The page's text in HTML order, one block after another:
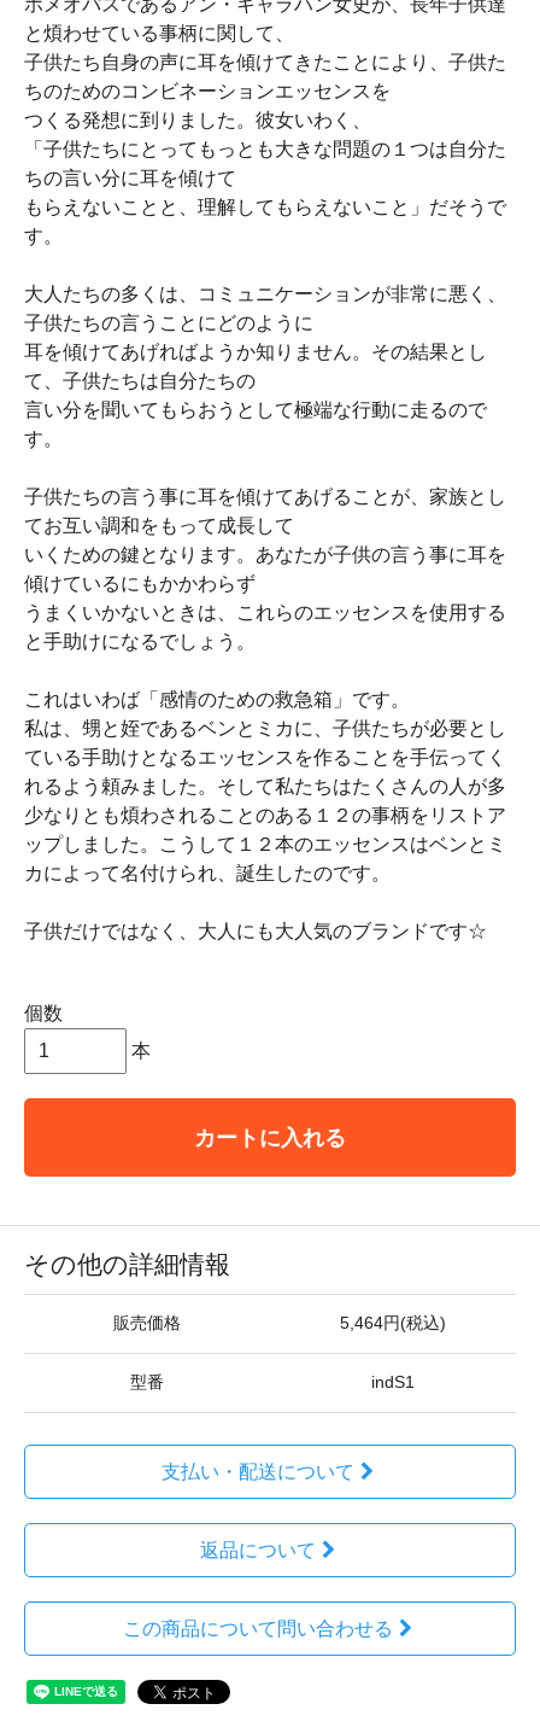
ホメオパスであるアン・キャラハン女史が、長年子供達
と煩わせている事柄に関して、
子供たち自身の声に耳を傾けてきたことにより、子供た
ちのためのコンビネーションエッセンスを
つくる発想に到りました。彼女いわく、
「子供たちにとってもっとも大きな問題の１つは自分た
ちの言い分に耳を傾けて
もらえないことと、理解してもらえないこと」だそうで
す。
大人たちの多くは、コミュニケーションが非常に悪く、
子供たちの言うことにどのように
耳を傾けてあげればようか知りません。その結果とし
て、子供たちは自分たちの
言い分を聞いてもらおうとして極端な行動に走るので
す。
子供たちの言う事に耳を傾けてあげることが、家族とし
てお互い調和をもって成長して
いくための鍵となります。あなたが子供の言う事に耳を
傾けているにもかかわらず
うまくいかないときは、これらのエッセンスを使用する
と手助けになるでしょう。
これはいわば「感情のための救急箱」です。
私は、甥と姪であるベンとミカに、子供たちが必要とし
ている手助けとなるエッセンスを作ることを手伝ってく
れるよう頼みました。そして私たちはたくさんの人が多
少なりとも煩わされることのある１２の事柄をリストア
ップしました。こうして１２本のエッセンスはベンとミ
カによって名付けられ、誕生したのです。
子供だけではなく、大人にも大人気のブランドです☆
個数
本
カートに入れる
その他の詳細情報
販売価格 5,464円(税込)
型番 indS1
支払い・配送について
返品について
この商品について問い合わせる